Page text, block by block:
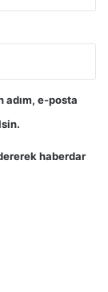
adım, e-posta
haberdar